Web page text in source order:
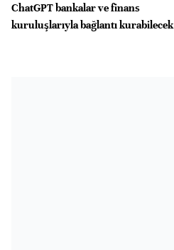
ChatGPT bankalar ve finans
kuruluşlarıyla bağlantı kurabilecek